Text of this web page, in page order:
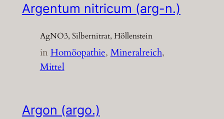
Argentum nitricum (arg-n.)
AgNO3, Silbernitrat, Höllenstein
inHomöopathie, Mineralreich
Mittel
Argon (argo.)